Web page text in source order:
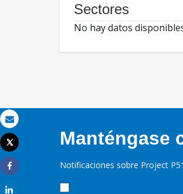
Correo electrónico
Imprimir
Tweet
Share
Sectores
No hay datos
Manténgase
Notificaciones sobre Project